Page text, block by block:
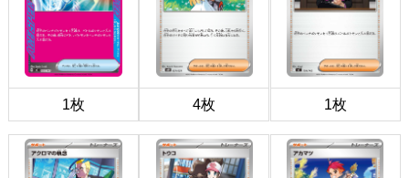
1枚 4枚 1枚